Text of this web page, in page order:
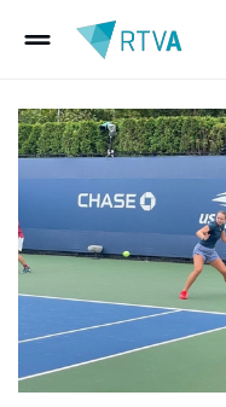
drag_handle